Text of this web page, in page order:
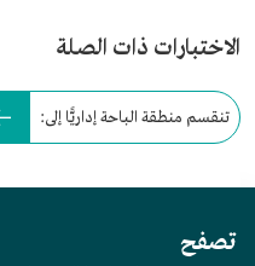
الاختبارات ذات الصلة
تنقسم منطقة الباحة إداريًّا إلى:
تصفح